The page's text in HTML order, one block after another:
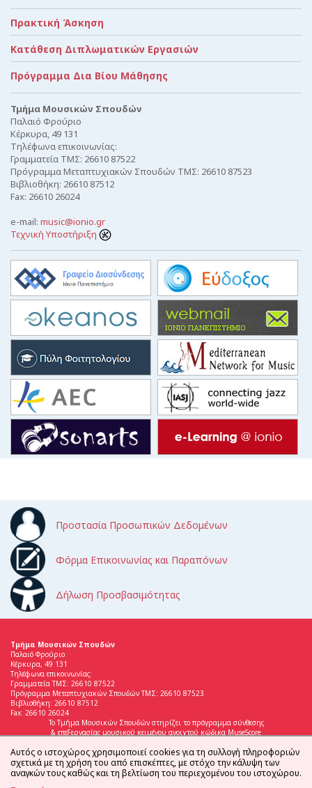
Πρακτική Άσκηση
Κατάθεση Διπλωματικών Εργασιών
Πρόγραμμα Δια Βίου Μάθησης
Τμήμα Μουσικών Σπουδών
Παλαιό Φρούριο
Κέρκυρα, 49 131
Τηλέφωνα επικοινωνίας:
Γραμματεία ΤΜΣ: 26610 87522
Πρόγραμμα Μεταπτυχιακών Σπουδών ΤΜΣ: 26610 87523
Βιβλιοθήκη: 26610 87512
Fax: 26610 26024
e-mail: music@ionio.gr
Τεχνική Υποστήριξη
Προστασία Προσωπικών Δεδομένων
Φόρμα Επικοινωνίας και Παραπόνων
Δήλωση Προσβασιμότητας
Τμήμα Μουσικών Σπουδών
Παλαιό Φρούριο
Κέρκυρα, 49 131
Τηλέφωνα επικοινωνίας:
Γραμματεία ΤΜΣ: 26610 87522
Πρόγραμμα Μεταπτυχιακών Σπουδών ΤΜΣ: 26610 87523
Βιβλιοθήκη: 26610 87512
Fax: 26610 26024
Το Τμήμα Μουσικών Σπουδών στηρίζει το πρόγραμμα σύνθεσης
& επεξεργασίας μουσικού κειμένου ανοιχτού κώδικα MuseScore
Αυτός ο ιστοχώρος χρησιμοποιεί cookies για τη συλλογή πληροφοριών
σχετικά με τη χρήση του από επισκέπτες, με στόχο την κάλυψη των
αναγκών τους καθώς και τη βελτίωση του περιεχομένου του ιστοχώρου.